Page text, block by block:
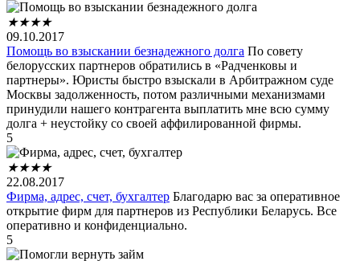
★★★★
09.10.2017
Помощь во взыскании безнадежного долга По совету
белорусских партнеров обратились в «Радченковы и
партнеры». Юристы быстро взыскали в Арбитражном суде
Москвы задолженность, потом различными механизмами
принудили нашего контрагента выплатить мне всю сумму
долга + неустойку со своей аффилированной фирмы.
5
★★★★
22.08.2017
Фирма, адрес, счет, бухгалтер Благодарю вас за оперативное
открытие фирм для партнеров из Республики Беларусь. Все
оперативно и конфиденциально.
5